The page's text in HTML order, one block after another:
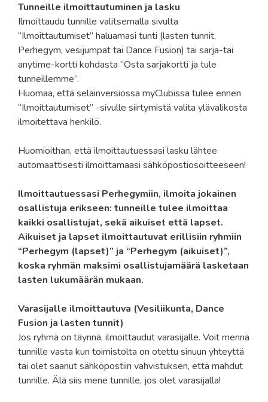
Tunneille ilmoittautuminen ja lasku
Ilmoittaudu tunnille valitsemalla sivulta
“Ilmoittautumiset” haluamasi tunti (lasten tunnit,
Perhegym, vesijumpat tai Dance Fusion) tai sarja-tai
anytime-kortti kohdasta “Osta sarjakortti ja tule
tunneillemme”.
Huomaa, että selainversiossa myClubissa tulee ennen
“Ilmoittautumiset” -sivulle siirtymistä valita ylävalikosta
ilmoitettava henkilö.
Huomioithan, että ilmoittautuessasi lasku lähtee
automaattisesti ilmoittamaasi sähköpostiosoitteeseen!
Ilmoittautuessasi Perhegymiin, ilmoita jokainen
osallistuja erikseen: tunneille tulee ilmoittaa
kaikki osallistujat, sekä aikuiset että lapset.
Aikuiset ja lapset ilmoittautuvat erillisiin ryhmiin
“Perhegym (lapset)” ja “Perhegym (aikuiset)”,
koska ryhmän maksimi osallistujamäärä lasketaan
lasten lukumäärän mukaan.
Varasijalle ilmoittautuva (Vesiliikunta, Dance
Fusion ja lasten tunnit)
Jos ryhmä on täynnä, ilmoittaudut varasijalle. Voit mennä
tunnille vasta kun toimistolta on otettu sinuun yhteyttä
tai olet saanut sähköpostiin vahvistuksen, että mahdut
tunnille. Älä siis mene tunnille, jos olet varasijalla!